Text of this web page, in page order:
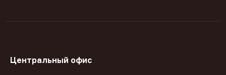
Центральный офис